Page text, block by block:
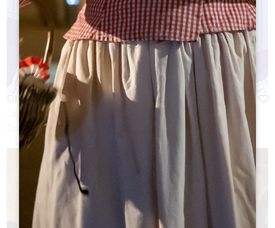
DIGITAL ESCAPADE
Capacità :
6 persona/e
Durata:1h30 - 2h